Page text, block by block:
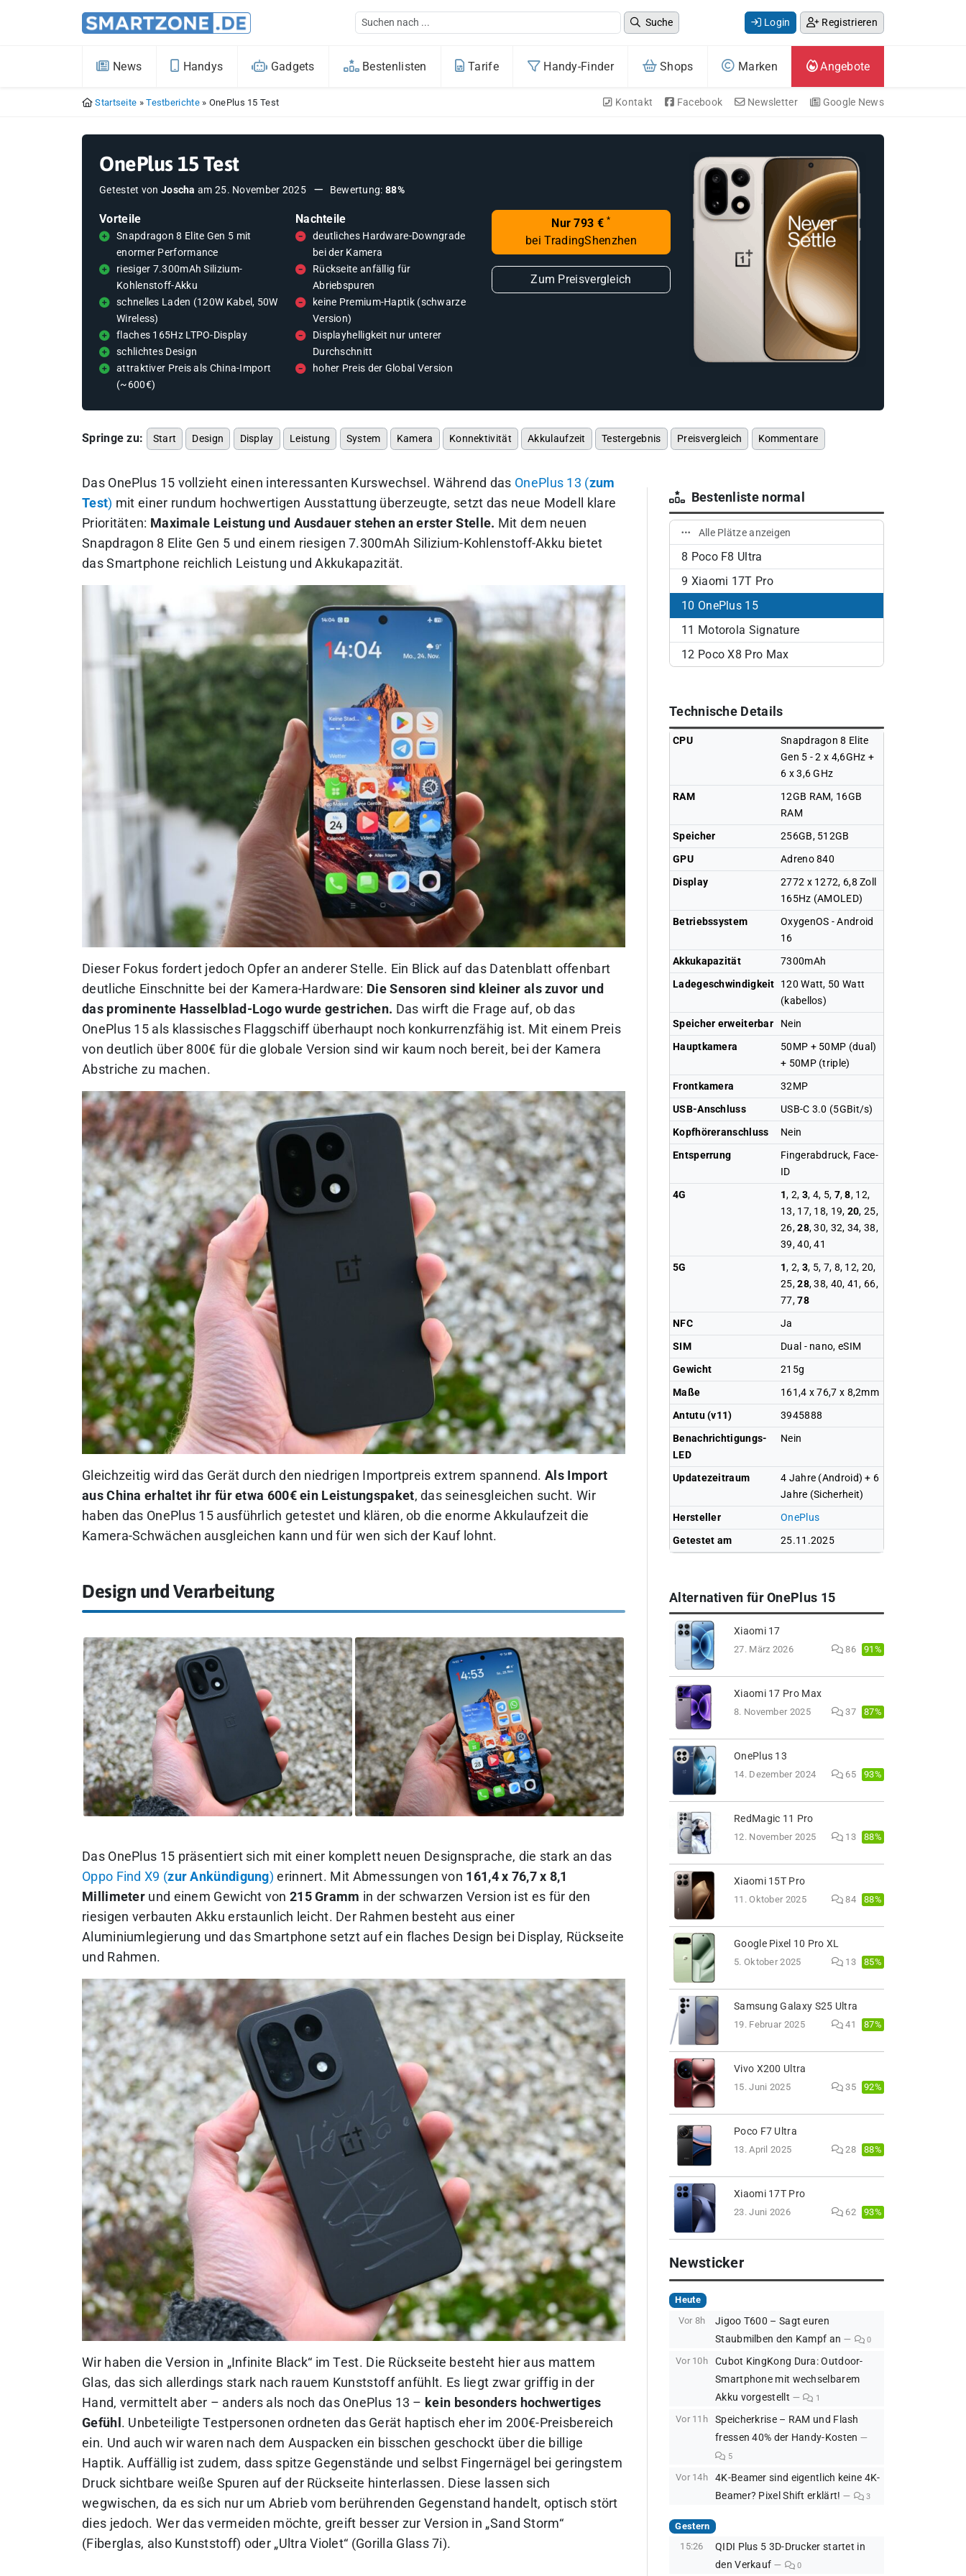
Suche Login Registrieren
News Handys Gadgets Bestenlisten Tarife Handy-Finder Shops Marken Angebote
Startseite »Testberichte» OnePlus 15 Test Kontakt Facebook Newsletter Google News
OnePlus 15 Test
Getestet von Joscha am 25. November 2025 Bewertung: 88%
Vorteile
Snapdragon 8 Elite Gen 5 mit
enormer Performance
riesiger 7.300mAh Silizium-
Kohlenstoff-Akku
schnelles Laden (120W Kabel, 50W
Wireless)
flaches 165Hz LTPO-Display
schlichtes Design
attraktiver Preis als China-Import
(~600€)
Nachteile
deutliches Hardware-Downgrade
bei der Kamera
Rückseite anfällig für
Abriebspuren
keine Premium-Haptik (schwarze
Version)
Displayhelligkeit nur unterer
Durchschnitt
hoher Preis der Global Version
Nur 793 € *
bei TradingShenzhen
Zum Preisvergleich
Springe zu: Start Design Display Leistung System Kamera Konnektivität Akkulaufzeit Testergebnis Preisvergleich Kommentare
Das OnePlus 15 vollzieht einen interessanten Kurswechsel. Während das OnePlus 13 (zum
Test) mit einer rundum hochwertigen Ausstattung überzeugte, setzt das neue Modell klare
Prioritäten: Maximale Leistung und Ausdauer stehen an erster Stelle. Mit dem neuen
Snapdragon 8 Elite Gen 5 und einem riesigen 7.300mAh Silizium-Kohlenstoff-Akku bietet
das Smartphone reichlich Leistung und Akkukapazität.
Dieser Fokus fordert jedoch Opfer an anderer Stelle. Ein Blick auf das Datenblatt offenbart
deutliche Einschnitte bei der Kamera-Hardware: Die Sensoren sind kleiner als zuvor und
das prominente Hasselblad-Logo wurde gestrichen. Das wirft die Frage auf, ob das
OnePlus 15 als klassisches Flaggschiff überhaupt noch konkurrenzfähig ist. Mit einem Preis
von deutlich über 800€ für die globale Version sind wir kaum noch bereit, bei der Kamera
Abstriche zu machen.
Gleichzeitig wird das Gerät durch den niedrigen Importpreis extrem spannend.Als Import
aus China erhaltet ihr für etwa 600€ ein Leistungspaket, das seinesgleichen sucht. Wir
haben das OnePlus 15 ausführlich getestet und klären, ob die enorme Akkulaufzeit die
Kamera-Schwächen ausgleichen kann und für wen sich der Kauf lohnt.
Design und Verarbeitung
Das OnePlus 15 präsentiert sich mit einer komplett neuen Designsprache, die stark an das
Oppo Find X9 (zur Ankündigung) erinnert. Mit Abmessungen von 161,4 x 76,7 x 8,1
Millimeter und einem Gewicht von 215 Gramm in der schwarzen Version ist es für den
riesigen verbauten Akku erstaunlich leicht. Der Rahmen besteht aus einer
Aluminiumlegierung und das Smartphone setzt auf ein flaches Design bei Display, Rückseite
und Rahmen.
Wir haben die Version in „Infinite Black“ im Test. Die Rückseite besteht hier aus mattem
Glas, das sich allerdings stark nach rauem Kunststoff anfühlt. Es liegt zwar griffig in der
Hand, vermittelt aber – anders als noch das OnePlus 13 – kein besonders hochwertiges
Gefühl . Unbeteiligte Testpersonen ordneten das Gerät haptisch eher im 200€-Preisbereich
ein. Und auch wir waren nach dem Auspacken ein bisschen geschockt über die billige
Haptik. Auffällig ist zudem, dass spitze Gegenstände und selbst Fingernägel bei geringstem
Druck sichtbare weiße Spuren auf der Rückseite hinterlassen. Diese lassen sich
wegwischen, da es sich nur um Abrieb vom berührenden Gegenstand handelt, optisch stört
dies jedoch. Wer das vermeiden möchte, greift besser zur Version in „Sand Storm“
(Fiberglas, also Kunststoff) oder „Ultra Violet“ (Gorilla Glass 7i).
Bestenliste normal
Alle Plätze anzeigen
8 Poco F8 Ultra
9 Xiaomi 17T Pro
10 OnePlus 15
11 Motorola Signature
12 Poco X8 Pro Max
Technische Details
CPU
Snapdragon 8 Elite
Gen 5 - 2 x 4,6GHz +
6 x 3,6 GHz
RAM
12GB RAM, 16GB
RAM
Speicher
256GB, 512GB
GPU
Adreno 840
Display
2772 x 1272, 6,8 Zoll
165Hz (AMOLED)
Betriebssystem
OxygenOS - Android
16
Akkukapazität
7300mAh
Ladegeschwindigkeit 120 Watt, 50 Watt
(kabellos)
Speicher erweiterbar
Nein
Hauptkamera
50MP + 50MP (dual)
+ 50MP (triple)
Frontkamera
32MP
USB-Anschluss
USB-C 3.0 (5GBit/s)
Kopfhöreranschluss
Nein
Entsperrung
Fingerabdruck, Face-
ID
4G
1, 2, 3, 4, 5, 7,8, 12,
13, 17, 18, 19, 20, 25,
26,28, 30, 32, 34, 38,
39, 40, 41
5G
1, 2, 3, 5, 7, 8, 12, 20,
25,28, 38, 40, 41, 66,
77,78
NFC
Ja
SIM
Dual - nano, eSIM
Gewicht
215g
Maße
161,4 x 76,7 x 8,2mm
Antutu (v11)
3945888
Benachrichtigungs-
LED
Nein
Updatezeitraum
4 Jahre (Android) + 6
Jahre (Sicherheit)
Hersteller
OnePlus
Getestet am
25.11.2025
Alternativen für OnePlus 15
Xiaomi 17
27. März 2026 86 91%
Xiaomi 17 Pro Max
8. November 2025 37 87%
OnePlus 13
14. Dezember 2024 65 93%
RedMagic 11 Pro
12. November 2025 13 88%
Xiaomi 15T Pro
11. Oktober 2025 84 88%
Google Pixel 10 Pro XL
5. Oktober 2025 13 85%
Samsung Galaxy S25 Ultra
19. Februar 2025 41 87%
Vivo X200 Ultra
15. Juni 2025 35 92%
Poco F7 Ultra
13. April 2025 28 88%
Xiaomi 17T Pro
23. Juni 2026 62 93%
Newsticker
Heute
Vor 8h
Jigoo T600 – Sagt euren
Staubmilben den Kampf an
0
Vor 10h
Cubot KingKong Dura: Outdoor-
Smartphone mit wechselbarem
Akku vorgestellt
1
Vor 11h
Speicherkrise – RAM und Flash
fressen 40% der Handy-Kosten
5
Vor 14h
4K-Beamer sind eigentlich keine 4K-
Beamer? Pixel Shift erklärt!
3
Gestern
15:26
QIDI Plus 5 3D-Drucker startet in
den Verkauf
0